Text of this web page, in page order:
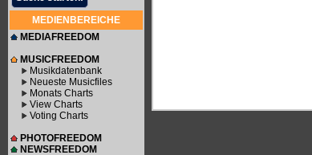
MEDIENBEREICHE
MEDIAFREEDOM
MUSICFREEDOM
Musikdatenbank
Neueste Musicfiles
Monats Charts
View Charts
Voting Charts
PHOTOFREEDOM
NEWSFREEDOM